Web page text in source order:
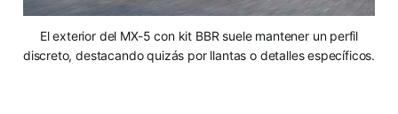
El exterior del MX-5 con kit BBR suele mantener un perfil
discreto, destacando quizás por llantas o detalles específicos.